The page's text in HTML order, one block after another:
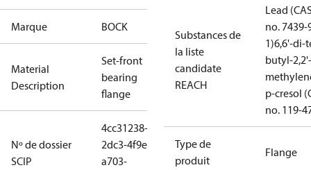
Marque BOCK
Material
Description
Set-front
bearing
flange
Nº de dossier
SCIP
4cc31238-
2dc3-4f9e-
a703-
Substances de
la liste
candidate
REACH
Lead
no. 7439-
1)6,6'-di-
butyl-2,2'-
p-cresol
no. 119-
Type de
produit
Flange